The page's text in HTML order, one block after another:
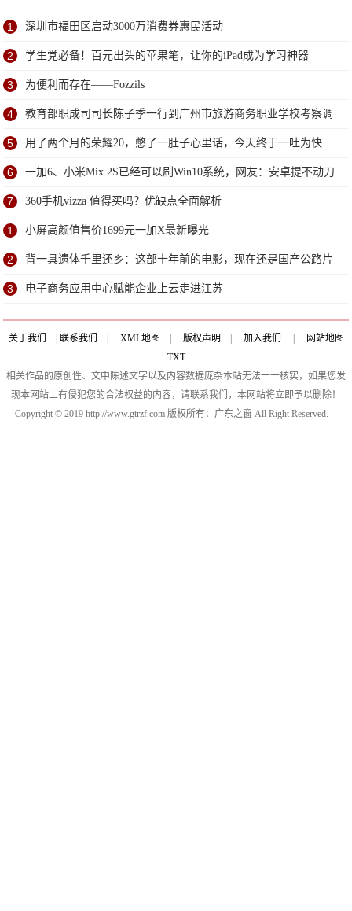
1 深圳市福田区启动3000万消费券惠民活动
2 学生党必备！百元出头的苹果笔，让你的iPad成为学习神器
3 为便利而存在——Fozzils
4 教育部职成司司长陈子季一行到广州市旅游商务职业学校考察调
研
5 用了两个月的荣耀20，憋了一肚子心里话，今天终于一吐为快
6 一加6、小米Mix 2S已经可以刷Win10系统，网友：安卓提不动刀
了？
7 360手机vizza 值得买吗？优缺点全面解析
1 小屏高颜值售价1699元一加X最新曝光
2 背一具遗体千里还乡：这部十年前的电影，现在还是国产公路片
巅峰
3 电子商务应用中心赋能企业上云走进江苏
关于我们 | 联系我们 | XML地图 | 版权声明 | 加入我们 |
网站地图
TXT
相关作品的原创性、文中陈述文字以及内容数据庞杂本站无法一一核实，如果您发
现本网站上有侵犯您的合法权益的内容，请联系我们，本网站将立即予以删除！
Copyright © 2019 http://www.gtrzf.com 版权所有：广东之窗 All Right Reserved.